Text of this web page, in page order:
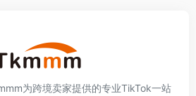
为跨境卖家提供的专业TikTok一站